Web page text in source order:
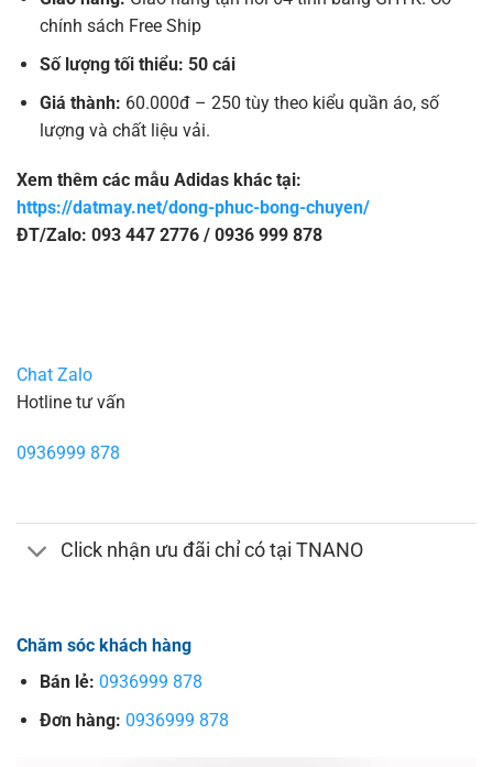
chính sách Free Ship
Số lượng tối thiểu: 50 cái
Giá thành: 60.000đ – 250 tùy theo kiểu quần áo, số
lượng và chất liệu vải.
Xem thêm các mẫu Adidas khác tại:
https://datmay.net/dong-phuc-bong-chuyen/
ĐT/Zalo: 093 447 2776 / 0936 999 878
Chat Zalo
Hotline tư vấn
0936999 878
Click nhận ưu đãi chỉ có tại TNANO
Chăm sóc khách hàng
Bán lẻ: 0936999 878
Đơn hàng: 0936999 878